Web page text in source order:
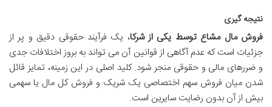
نتیجه گیری
فروش مال مشاع توسط یکی از شرکا، یک فرآیند حقوقی دقیق و پر از
جزئیات است که عدم آگاهی از قوانین آن می تواند به بروز اختلافات جدی
و ضررهای مالی و حقوقی منجر شود. کلید اصلی در این زمینه، تمایز قائل
شدن میان فروش سهم اختصاصی یک شریک و فروش کل مال یا سهمی
بیش از آن بدون رضایت سایرین است.